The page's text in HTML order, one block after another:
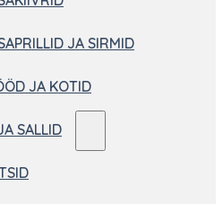
JA SIRMID
JA KOTID
SALLID